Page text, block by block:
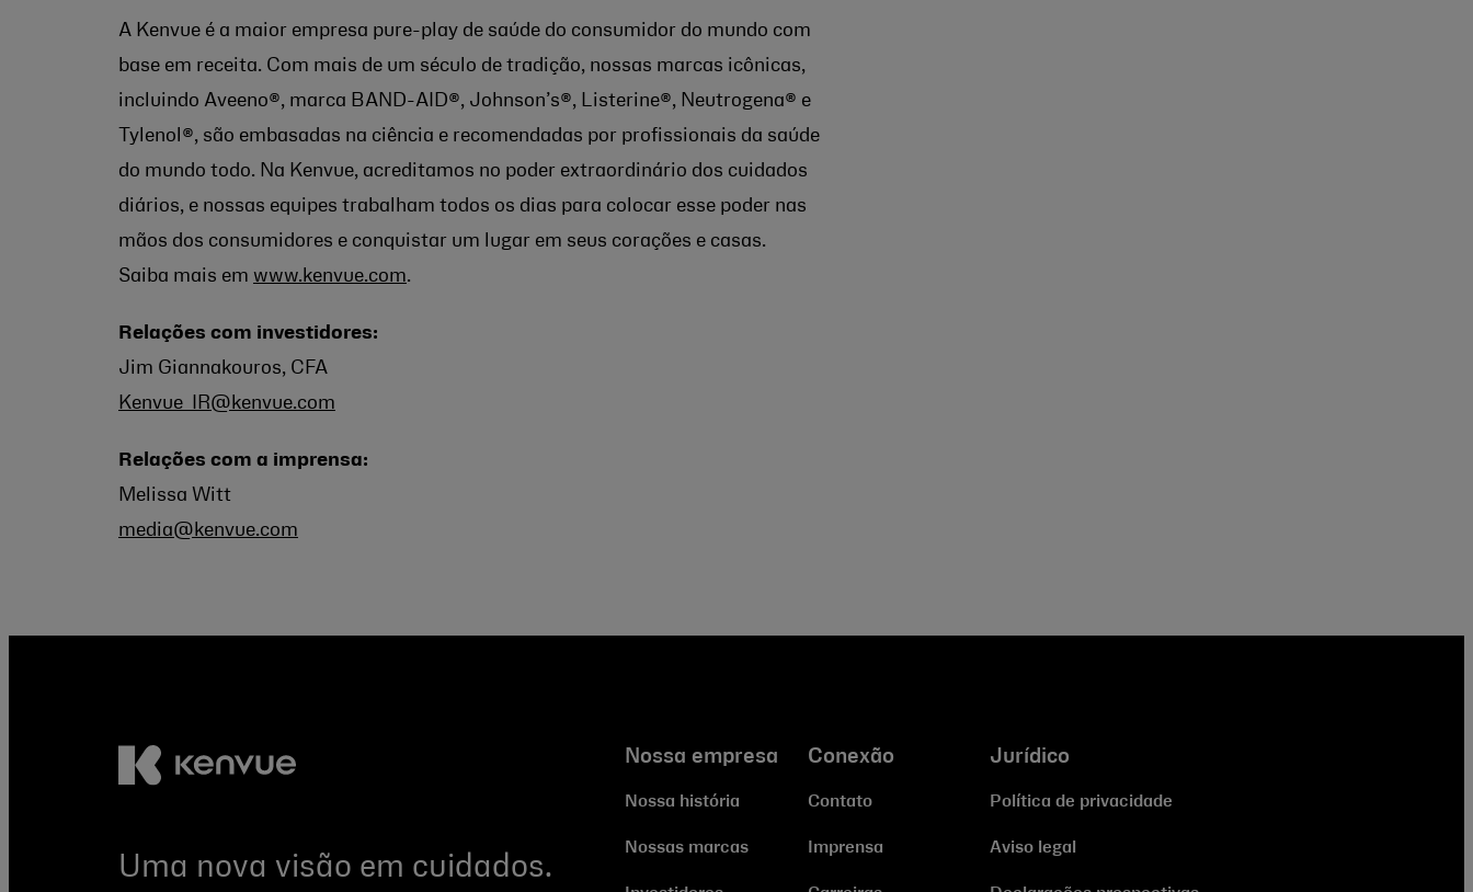
A Kenvue é a maior empresa pure-play de saúde do consumidor do mundo com
base em receita. Com mais de um século de tradição, nossas marcas icônicas,
incluindo Aveeno®, marca BAND-AID®, Johnson’s®, Listerine®, Neutrogena® e
Tylenol®, são embasadas na ciência e recomendadas por profissionais da saúde
do mundo todo. Na Kenvue, acreditamos no poder extraordinário dos cuidados
diários, e nossas equipes trabalham todos os dias para colocar esse poder nas
mãos dos consumidores e conquistar um lugar em seus corações e casas.
Saiba mais em www.kenvue.com.
Relações com investidores:
Jim Giannakouros, CFA
Kenvue_IR@kenvue.com
Relações com a imprensa:
Melissa Witt
media@kenvue.com
Uma nova visão em cuidados.
Nossa empresa
Nossa história
Nossas marcas
Conexão
Contato
Imprensa
Jurídico
Política de privacidade
Aviso legal